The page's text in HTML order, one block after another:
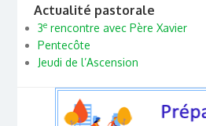
Actualité pastorale
3erencontre avec Père Xavier
Pentecôte
Jeudi de l’Ascension